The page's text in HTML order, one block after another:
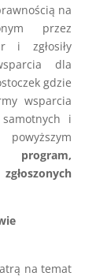
na
przez
i zgłosiły
dla
gdzie
wsparcia
samotnych i
program,
na temat